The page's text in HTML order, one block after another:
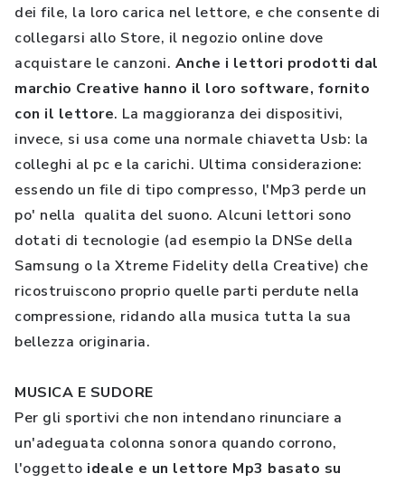
dei file, la loro carica nel lettore, e che consente di
collegarsi allo Store, il negozio online dove
acquistare le canzoni. Anche i lettori prodotti dal
marchio Creative hanno il loro software, fornito
con il lettore. La maggioranza dei dispositivi,
invece, si usa come una normale chiavetta Usb: la
colleghi al pc e la carichi. Ultima considerazione:
essendo un file di tipo compresso, l'Mp3 perde un
po' nella qualita del suono. Alcuni lettori sono
dotati di tecnologie (ad esempio la DNSe della
Samsung o la Xtreme Fidelity della Creative) che
ricostruiscono proprio quelle parti perdute nella
compressione, ridando alla musica tutta la sua
bellezza originaria.
MUSICA E SUDORE
Per gli sportivi che non intendano rinunciare a
un'adeguata colonna sonora quando corrono,
l'oggetto ideale e un lettore Mp3 basato su